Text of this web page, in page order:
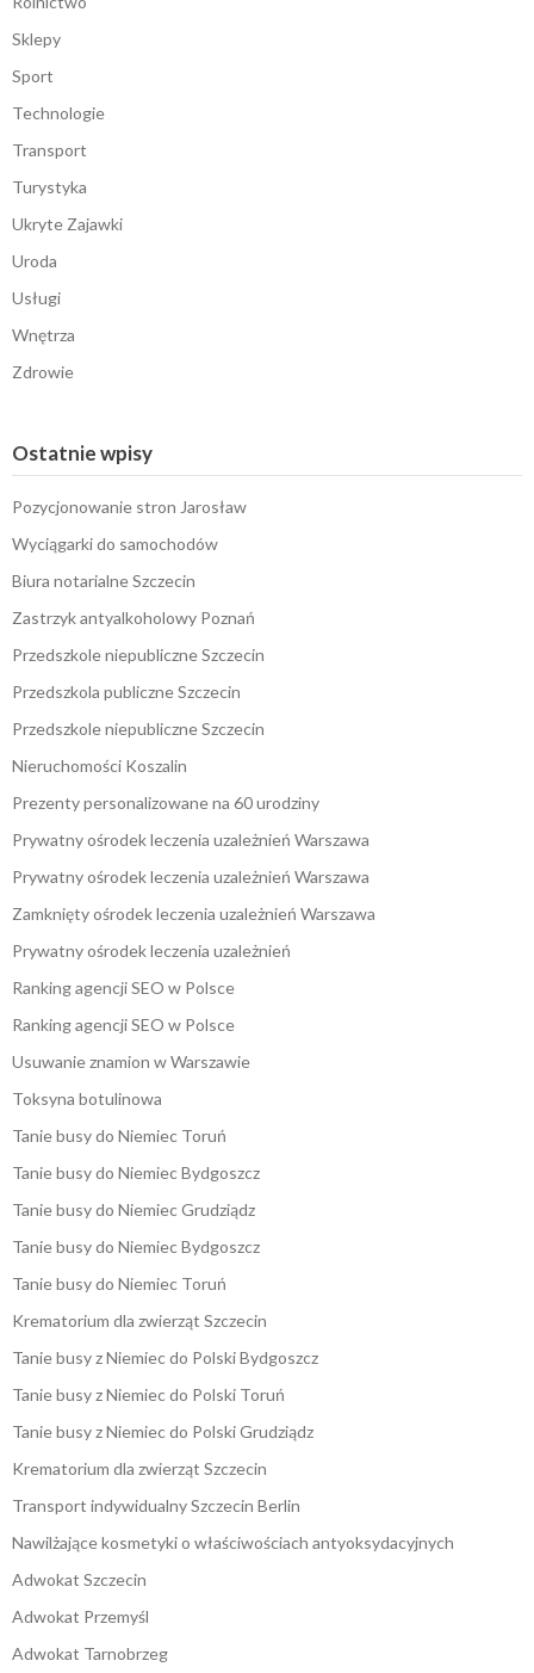
Sklepy
Sport
Technologie
Transport
Turystyka
Ukryte Zajawki
Uroda
Usługi
Wnętrza
Zdrowie
Ostatnie wpisy
Pozycjonowanie stron Jarosław
Wyciągarki do samochodów
Biura notarialne Szczecin
Zastrzyk antyalkoholowy Poznań
Przedszkole niepubliczne Szczecin
Przedszkola publiczne Szczecin
Przedszkole niepubliczne Szczecin
Nieruchomości Koszalin
Prezenty personalizowane na 60 urodziny
Prywatny ośrodek leczenia uzależnień Warszawa
Prywatny ośrodek leczenia uzależnień Warszawa
Zamknięty ośrodek leczenia uzależnień Warszawa
Prywatny ośrodek leczenia uzależnień
Ranking agencji SEO w Polsce
Ranking agencji SEO w Polsce
Usuwanie znamion w Warszawie
Toksyna botulinowa
Tanie busy do Niemiec Toruń
Tanie busy do Niemiec Bydgoszcz
Tanie busy do Niemiec Grudziądz
Tanie busy do Niemiec Bydgoszcz
Tanie busy do Niemiec Toruń
Krematorium dla zwierząt Szczecin
Tanie busy z Niemiec do Polski Bydgoszcz
Tanie busy z Niemiec do Polski Toruń
Tanie busy z Niemiec do Polski Grudziądz
Krematorium dla zwierząt Szczecin
Transport indywidualny Szczecin Berlin
Nawilżające kosmetyki o właściwościach antyoksydacyjnych
Adwokat Szczecin
Adwokat Przemyśl
Adwokat Tarnobrzeg